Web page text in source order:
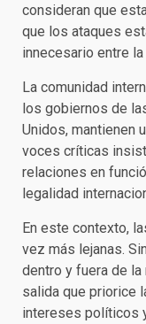
consideran que
que los ataques
innecesario entre
La comunidad
los gobiernos de
Unidos, mantienen
voces críticas
relaciones en
legalidad
En este contexto,
vez más lejanas.
dentro y fuera de la
salida que priorice
intereses políticos